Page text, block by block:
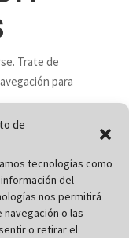
de
tecnologías como
del
nos permitirá
o las
o retirar el
Trate de
para